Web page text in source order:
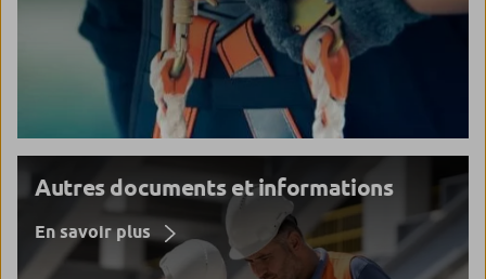
Autres documents et informations
En savoir plus